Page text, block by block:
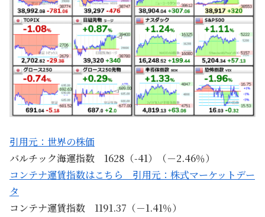
引用元：世界の株価
バルチック海運指数 1628（-41）（－2.46％）
コンテナ運賃指数はこちら 引用元：株式マーケットデー
タ
コンテナ運賃指数 1191.37（－1.41％）